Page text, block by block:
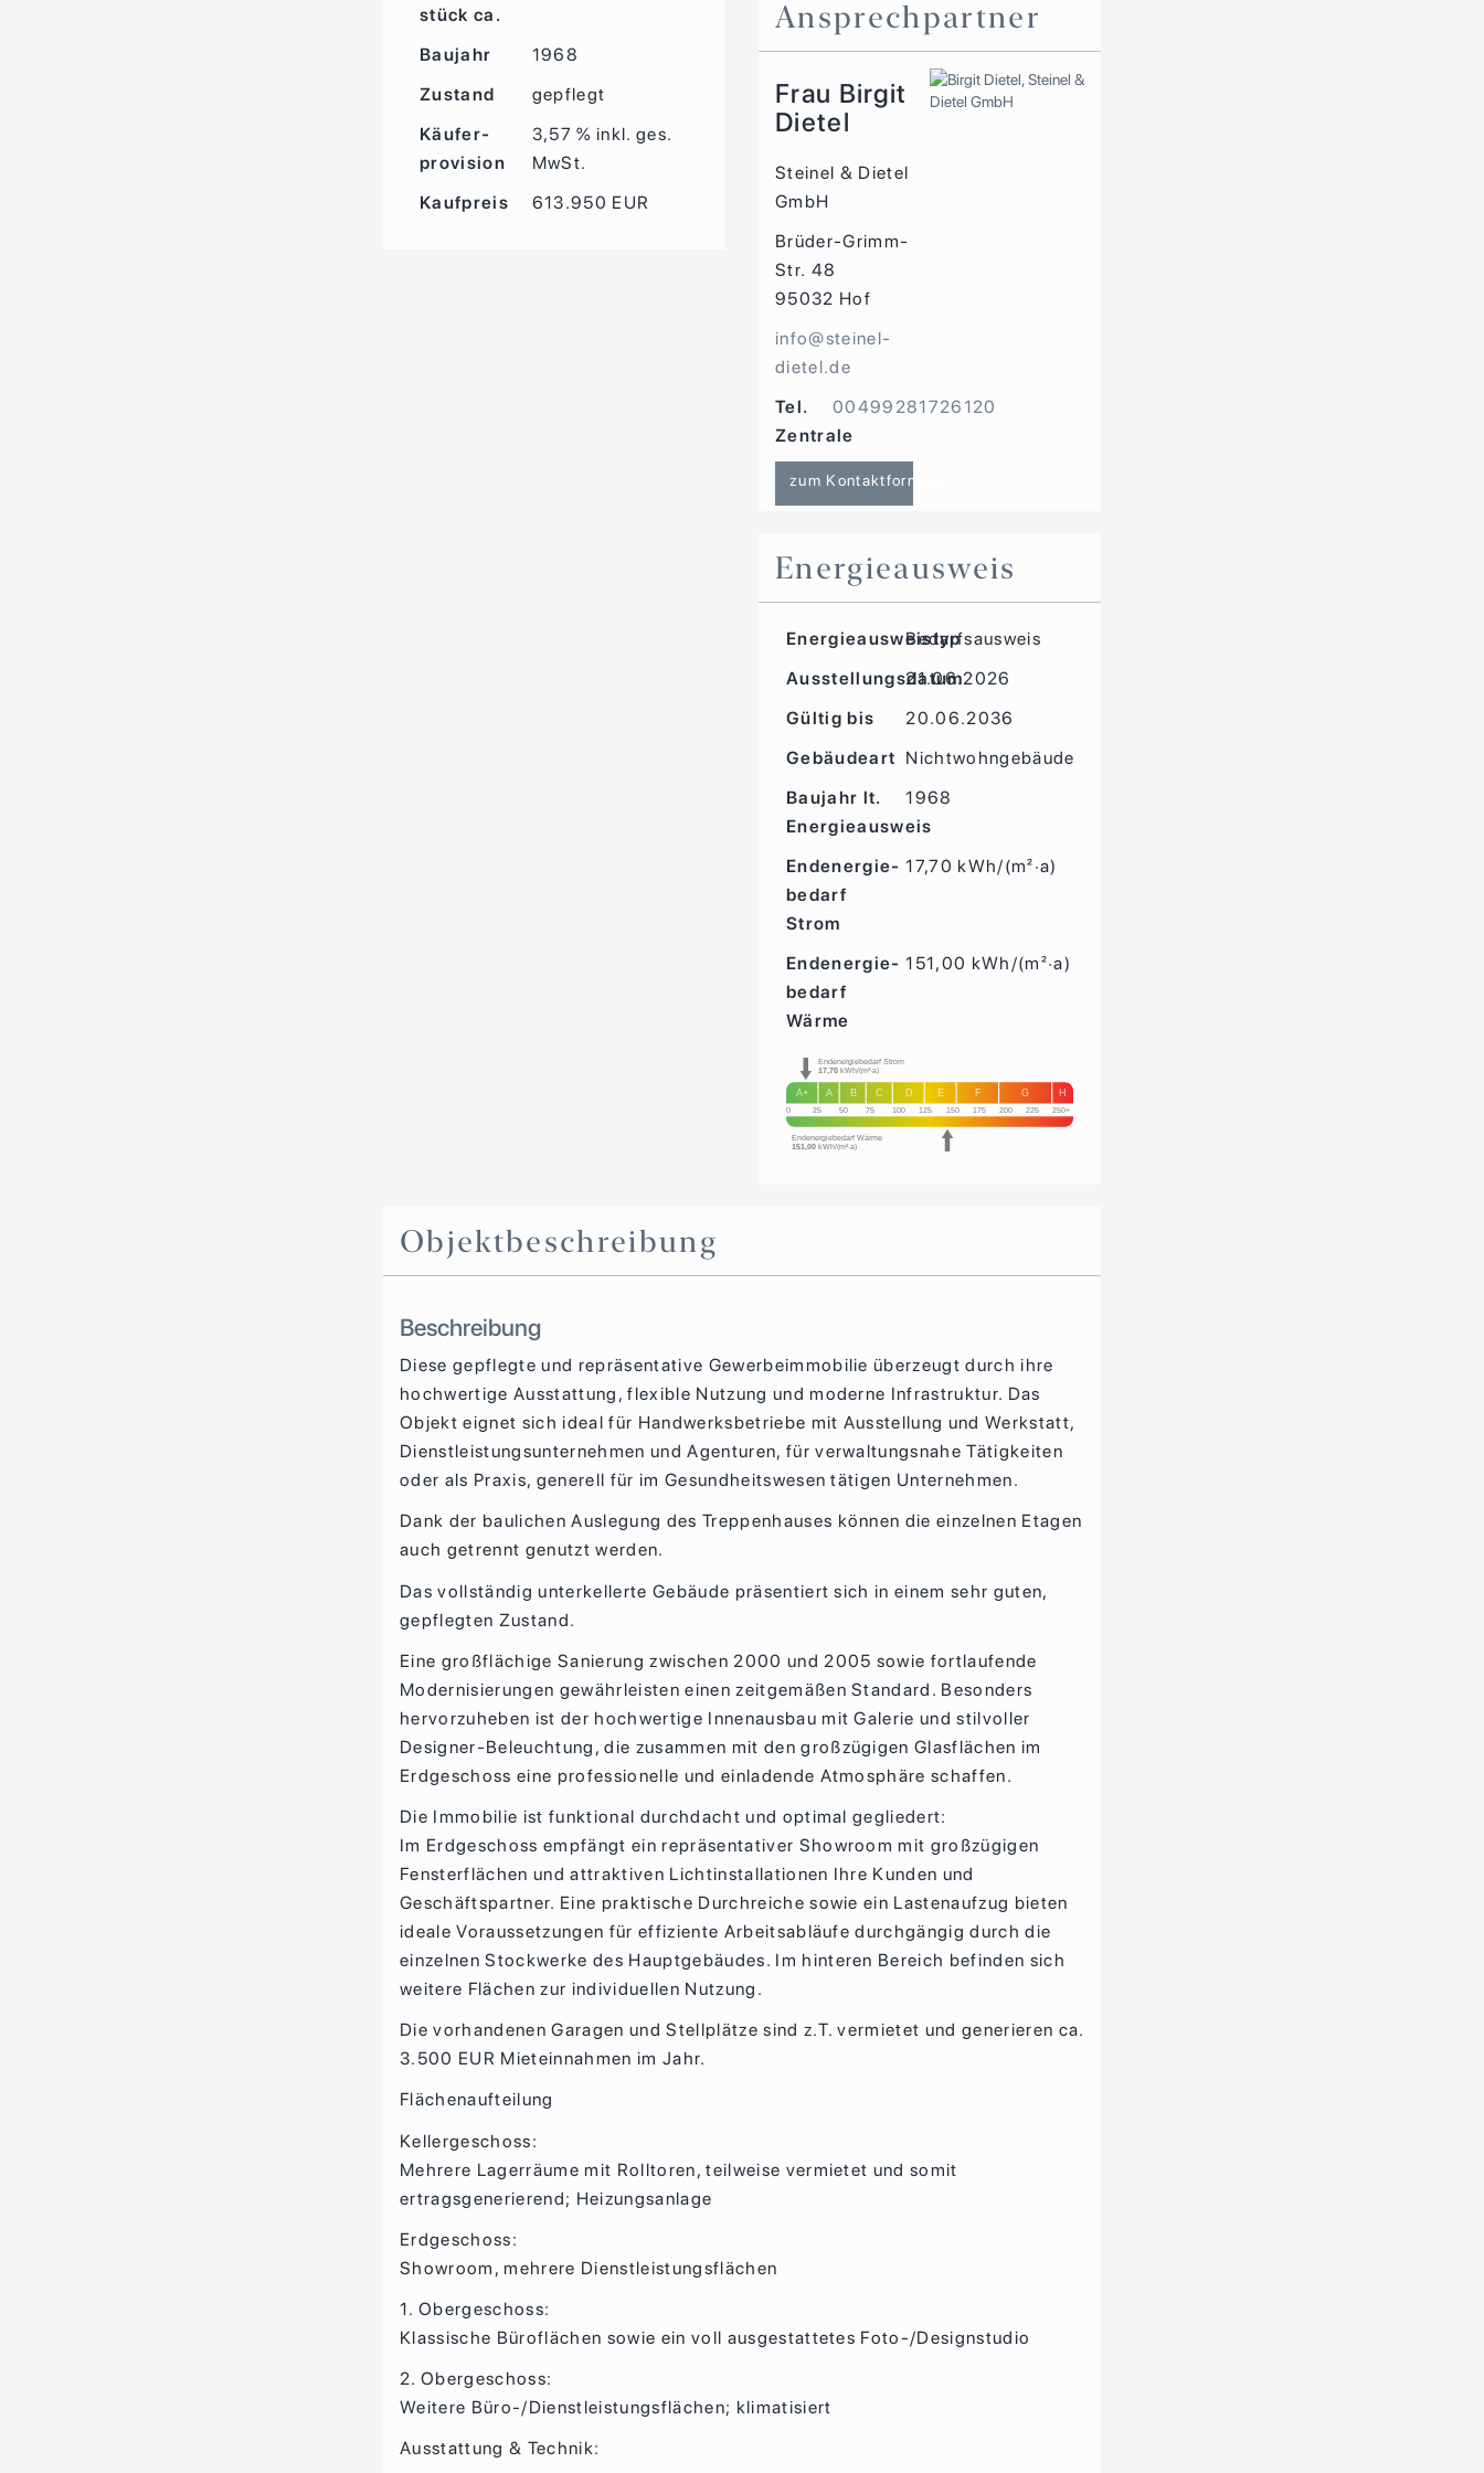
Ansprechpartner
Frau Birgit
Dietel
Steinel & Dietel
GmbH
Brüder-Grimm-
Str. 48
95032 Hof
info@steinel-
dietel.de
Tel.
Zentrale
00499281726120
zum Kontaktformular
Energieausweis
EnergieausweistypBedarfs­ausweis
Ausstellungsdatum
21.06.2026
Gültig bis
20.06.2036
Gebäudeart Nichtwohngebäude
Baujahr lt.
Energieausweis
1968
Endenergie­
bedarf
Strom
17,70 kWh/(m²·a)
Endenergie­
bedarf
Wärme
151,00 kWh/(m²·a)
0 25 50 75 100 125 150 175 200 225 250+
H
G
F
E
D
C
B
A
A+
Endenergiebedarf Strom
17,70kWh/(m²·a)
Endenergiebedarf Wärme
151,00kWh/(m²·a)
stück ca.
Baujahr
1968
Zustand
gepflegt
Käufer­
provision
3,57 % inkl. ges.
MwSt.
Kaufpreis
613.950 EUR
Objekt­beschreibung
Beschreibung
Diese gepflegte und repräsentative Gewerbeimmobilie überzeugt durch ihre
hochwertige Ausstattung, flexible Nutzung und moderne Infrastruktur. Das
Objekt eignet sich ideal für Handwerksbetriebe mit Ausstellung und Werkstatt,
Dienstleistungsunternehmen und Agenturen, für verwaltungsnahe Tätigkeiten
oder als Praxis, generell für im Gesundheitswesen tätigen Unternehmen.
Dank der baulichen Auslegung des Treppenhauses können die einzelnen Etagen
auch getrennt genutzt werden.
Das vollständig unterkellerte Gebäude präsentiert sich in einem sehr guten,
gepflegten Zustand.
Eine großflächige Sanierung zwischen 2000 und 2005 sowie fortlaufende
Modernisierungen gewährleisten einen zeitgemäßen Standard. Besonders
hervorzuheben ist der hochwertige Innenausbau mit Galerie und stilvoller
Designer-Beleuchtung, die zusammen mit den großzügigen Glasflächen im
Erdgeschoss eine professionelle und einladende Atmosphäre schaffen.
Die Immobilie ist funktional durchdacht und optimal gegliedert:
Im Erdgeschoss empfängt ein repräsentativer Showroom mit großzügigen
Fensterflächen und attraktiven Lichtinstallationen Ihre Kunden und
Geschäftspartner. Eine praktische Durchreiche sowie ein Lastenaufzug bieten
ideale Voraussetzungen für effiziente Arbeitsabläufe durchgängig durch die
einzelnen Stockwerke des Hauptgebäudes. Im hinteren Bereich befinden sich
weitere Flächen zur individuellen Nutzung.
Die vorhandenen Garagen und Stellplätze sind z.T. vermietet und generieren ca.
3.500 EUR Mieteinnahmen im Jahr.
Flächenaufteilung
Kellergeschoss:
Mehrere Lagerräume mit Rolltoren, teilweise vermietet und somit
ertragsgenerierend; Heizungsanlage
Erdgeschoss:
Showroom, mehrere Dienstleistungsflächen
1. Obergeschoss:
Klassische Büroflächen sowie ein voll ausgestattetes Foto-/Designstudio
2. Obergeschoss:
Weitere Büro-/Dienstleistungsflächen; klimatisiert
Ausstattung & Technik: